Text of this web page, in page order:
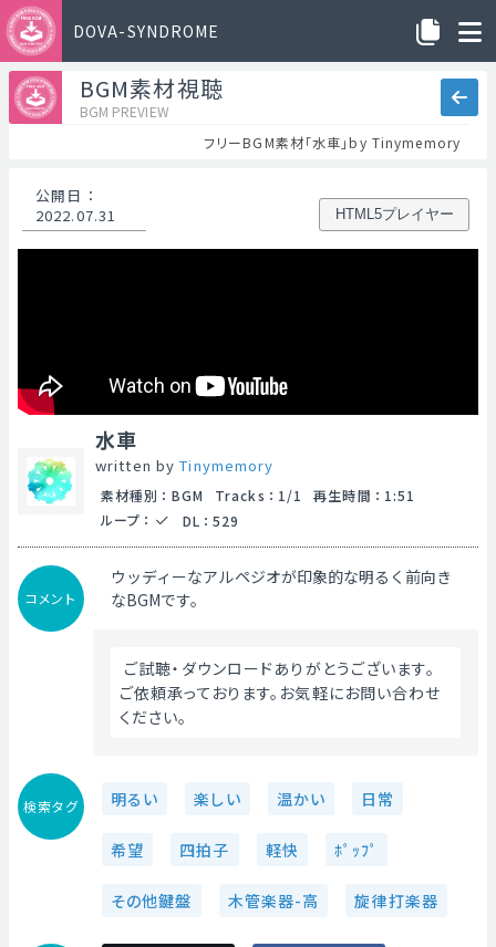
DOVA-SYNDROME
BGM素材視聴
BGM PREVIEW
フリーBGM素材「水車」by Tinymemory
公開日 ：
2022.07.31
HTML5プレイヤー
水車
written byTinymemory
素材種別 ： BGM Tracks ： 1/1 再生時間 ： 1:51
ループ ： DL ： 529
コメント
ウッディーなアルペジオが印象的な明るく前向き
なBGMです。
ご試聴・ダウンロードありがとうございます。
ご依頼承っております。お気軽にお問い合わせ
ください。
検索タグ 明るい 楽しい 温かい 日常
希望 四拍子 軽快 ﾎﾟｯﾌﾟ
その他鍵盤 木管楽器-高 旋律打楽器